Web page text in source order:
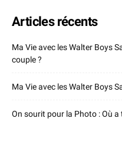
Articles récents
Ma Vie avec les Walter Boys
couple ?
Ma Vie avec les Walter Boys
On sourit pour la Photo : Où a